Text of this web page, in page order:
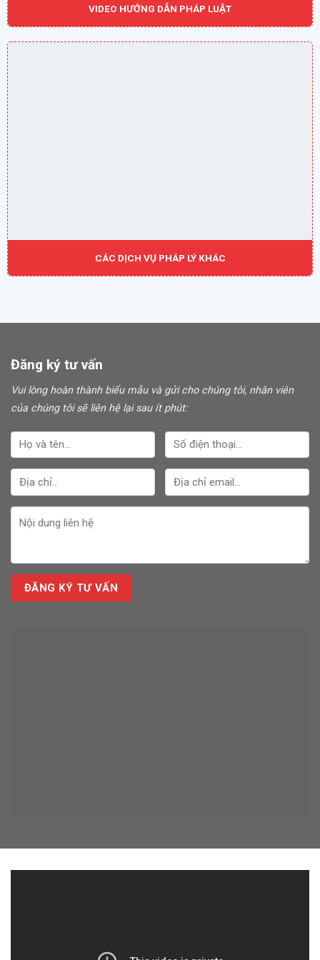
VIDEO HƯỚNG DẪN PHÁP LUẬT
CÁC DỊCH VỤ PHÁP LÝ KHÁC
Đăng ký tư vấn
Vui lòng hoàn thành biểu mẫu và gửi cho chúng tôi, nhân viên
của chúng tôi sẽ liên hệ lại sau ít phút: